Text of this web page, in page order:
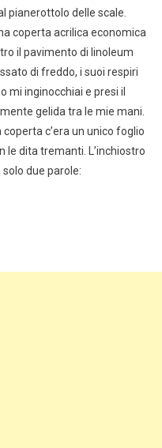
pianerottolo delle scale.
coperta acrilica economica
il pavimento di linoleum
di freddo, i suoi respiri
mi inginocchiai e presi il
gelida tra le mie mani.
c’era un unico foglio
le dita tremanti. L’inchiostro
due parole: